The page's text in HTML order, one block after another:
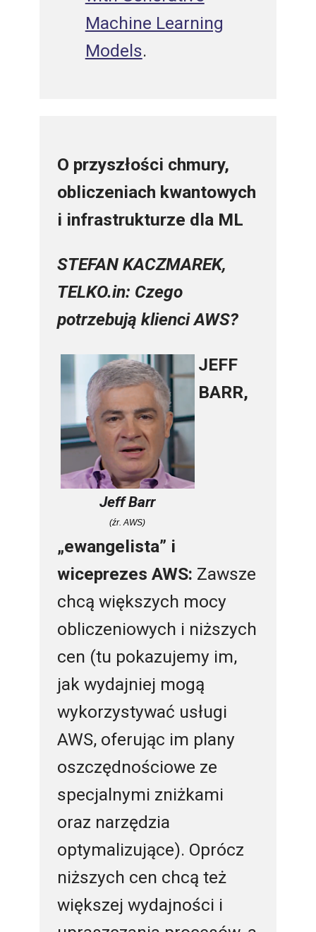
Machine Learning
Models.
O przyszłości chmury,
obliczeniach kwantowych
i infrastrukturze dla ML
STEFAN KACZMAREK,
TELKO.in: Czego
potrzebują klienci AWS?
Jeff Barr
(źr. AWS)
JEFF
BARR,
„ewangelista” i
wiceprezes AWS: Zawsze
chcą większych mocy
obliczeniowych i niższych
cen (tu pokazujemy im,
jak wydajniej mogą
wykorzystywać usługi
AWS, oferując im plany
oszczędnościowe ze
specjalnymi zniżkami
oraz narzędzia
optymalizujące). Oprócz
niższych cen chcą też
większej wydajności i